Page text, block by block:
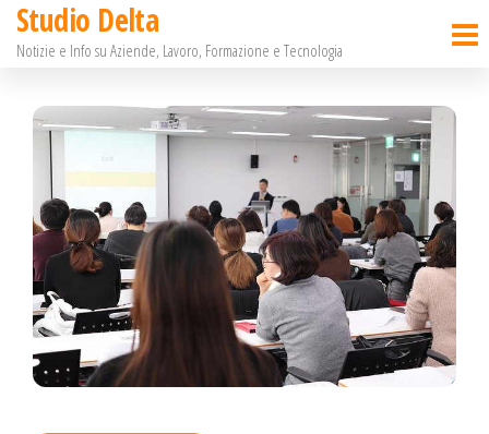
Salta
contenuto
Studio Delta
Notizie e Info su Aziende, Lavoro, Formazione e Tecnologia